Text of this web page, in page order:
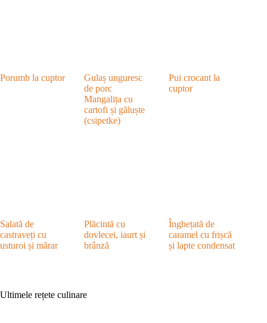
Porumb la cuptor
Gulaș unguresc
de porc
Mangalița cu
cartofi și găluște
(csipetke)
Pui crocant la
cuptor
Salată de
castraveți cu
usturoi și mărar
Plăcintă cu
dovlecei, iaurt și
brânză
Înghețată de
caramel cu frișcă
și lapte condensat
Ultimele rețete culinare